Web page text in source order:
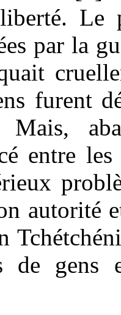
Le
par la
furent
Mais,
entre
autorité
de gens